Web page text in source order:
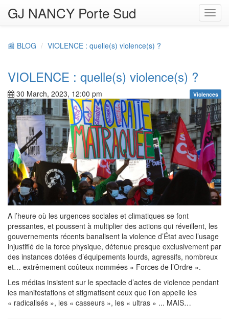
GJ NANCY Porte Sud
📰 BLOG VIOLENCE : quelle(s) violence(s) ?
VIOLENCE : quelle(s) violence(s) ?
30 March, 2023, 12:00 pm Violences
A l’heure où les urgences sociales et climatiques se font
pressantes, et poussent à multiplier des actions qui réveillent, les
gouvernements récents banalisent la violence d’État avec l’usage
injustifié de la force physique, détenue presque exclusivement par
des instances dotées d’équipements lourds, agressifs, nombreux
et… extrêmement coûteux nommées « Forces de l’Ordre ».
Les médias insistent sur le spectacle d’actes de violence pendant
les manifestations et stigmatisent ceux que l’on appelle les
« radicalisés », les « casseurs », les « ultras » ... MAIS…